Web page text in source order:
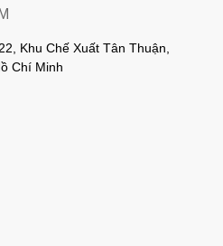
Khu Chế Xuất Tân Thuận,
Chí Minh